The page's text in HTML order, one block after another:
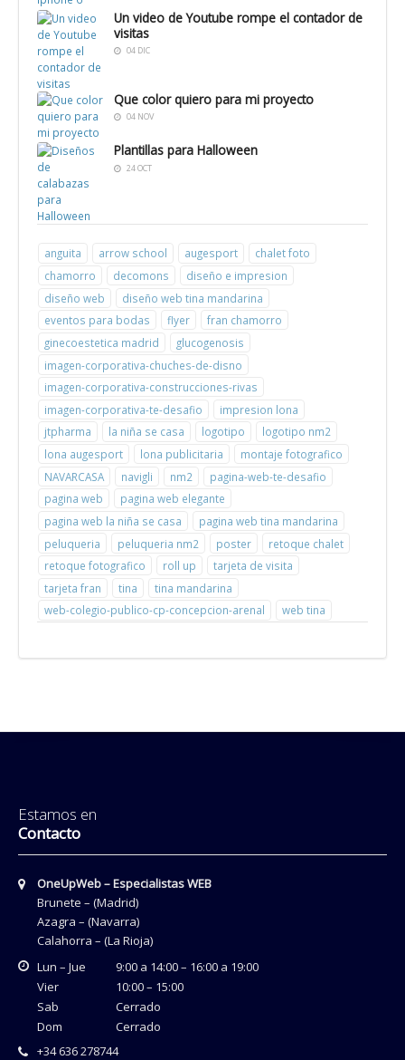
Un video de Youtube rompe el contador de
visitas
04 DIC
Que color quiero para mi proyecto
04 NOV
Plantillas para Halloween
24 OCT
anguita arrow school augesport
chalet foto
chamorro
decomons
diseño e impresion
diseño web
diseño web tina mandarina
eventos para bodas
flyer
fran chamorro
ginecoestetica madrid
glucogenosis
imagen-corporativa-chuches-de-disno
imagen-corporativa-construcciones-rivas
imagen-corporativa-te-desafio
impresion lona
jtpharma
la niña se casa logotipo
logotipo nm2
lona augesport
lona publicitaria
montaje fotografico
NAVARCASA
navigli nm2
pagina-web-te-desafio
pagina web
pagina web elegante
pagina web la niña se casa
pagina web tina mandarina
peluqueria
peluqueria nm2 poster
retoque chalet
retoque fotografico
roll up
tarjeta de visita
tarjeta fran
tina
tina mandarina
web-colegio-publico-cp-concepcion-arenal
web tina
Estamos en
Contacto
OneUpWeb – Especialistas WEB
Brunete – (Madrid)
Azagra – (Navarra)
Calahorra – (La Rioja)
Lun – Jue
9:00 a 14:00 – 16:00 a 19:00
Vier
10:00 – 15:00
Sab
Cerrado
Dom
Cerrado
+34 636 278744